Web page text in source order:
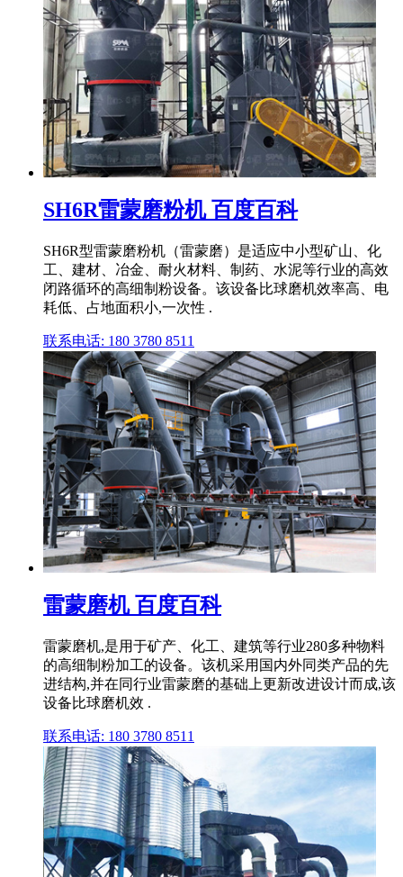
SH6R雷蒙磨粉机 百度百科
SH6R型雷蒙磨粉机（雷蒙磨）是适应中小型矿山、化
工、建材、冶金、耐火材料、制药、水泥等行业的高效
闭路循环的高细制粉设备。该设备比球磨机效率高、电
耗低、占地面积小,一次性 .
联系电话: 180 3780 8511
雷蒙磨机 百度百科
雷蒙磨机,是用于矿产、化工、建筑等行业280多种物料
的高细制粉加工的设备。该机采用国内外同类产品的先
进结构,并在同行业雷蒙磨的基础上更新改进设计而成,该
设备比球磨机效 .
联系电话: 180 3780 8511